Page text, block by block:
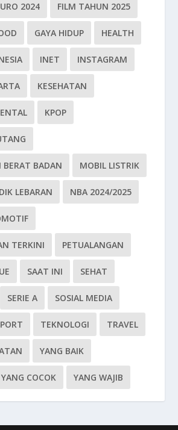
2024 FILM TAHUN 2025
GAYA HIDUP HEALTH
INET INSTAGRAM
KESEHATAN
KPOP
BADAN MOBIL LISTRIK
LEBARAN NBA 2024/2025
TERKINI PETUALANGAN
SAAT INI SEHAT
SERIE A SOSIAL MEDIA
TEKNOLOGI TRAVEL
YANG BAIK
YANG COCOK YANG WAJIB